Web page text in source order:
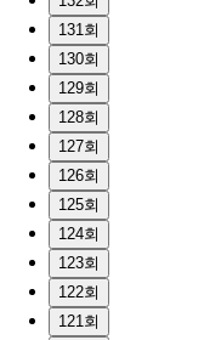
131회
130회
129회
128회
127회
126회
125회
124회
123회
122회
121회